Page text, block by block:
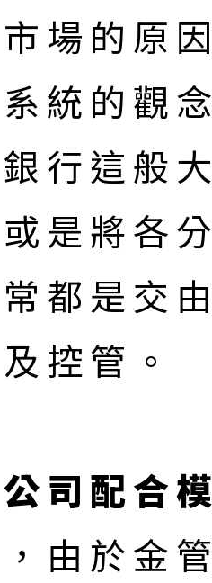
場的原
統的觀
行這般
是將各
都是交
控管。
司配合
由於金